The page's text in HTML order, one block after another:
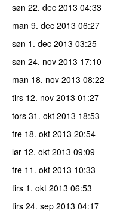
søn 22. dec 2013 04:33
man 9. dec 2013 06:27
søn 1. dec 2013 03:25
søn 24. nov 2013 17:10
man 18. nov 2013 08:22
tirs 12. nov 2013 01:27
tors 31. okt 2013 18:53
fre 18. okt 2013 20:54
lør 12. okt 2013 09:09
fre 11. okt 2013 10:33
tirs 1. okt 2013 06:53
tirs 24. sep 2013 04:17